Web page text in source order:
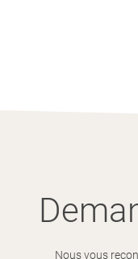
Nous vous